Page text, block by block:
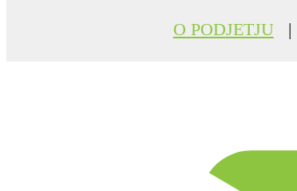
O PODJETJU|